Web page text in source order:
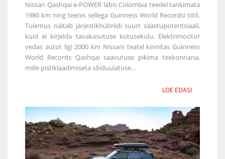
Nissan Qashqai e-POWER läbis Colombia teedel tankimata
1980 km ning teenis sellega Guinness World Recordsi tiitli.
Tulemus näitab järjestikhübriidi suurt säästupotentsiaali,
kuid ei kirjelda tavakasutuse kütusekulu. Elektrimootor
vedas autot ligi 2000 km Nissani teatel kinnitas Guinness
World Records Qashqai saavutuse pikima teekonnana,
mille pistiklaadimiseta sõiduulatuse...
LOE EDASI